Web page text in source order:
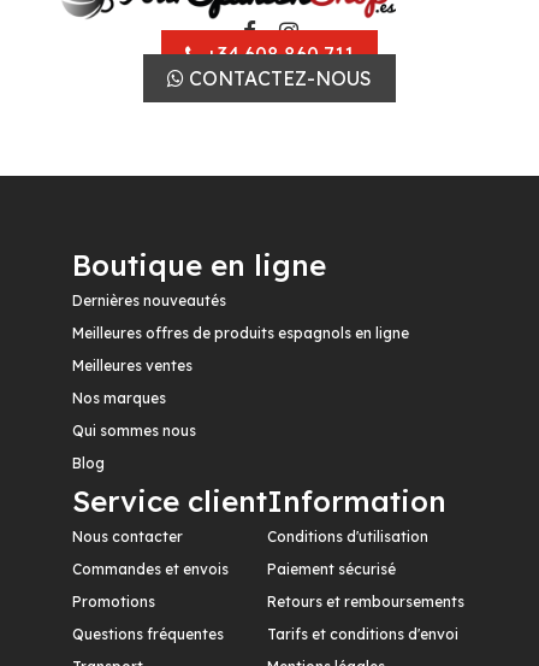
+34 608 860 711
CONTACTEZ-NOUS
Boutique en ligne
Dernières nouveautés
Meilleures offres de produits espagnols en ligne
Meilleures ventes
Nos marques
Qui sommes nous
Blog
Service client
Nous contacter
Commandes et envois
Promotions
Questions fréquentes
Information
Conditions d'utilisation
Paiement sécurisé
Retours et remboursements
Tarifs et conditions d'envoi